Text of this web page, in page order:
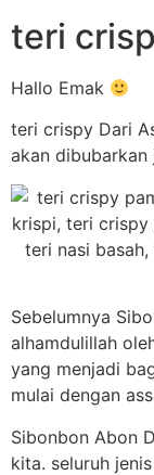
teri
Hallo Emak
teri crispy Dari
akan dibubarkan
Sebelumnya
alhamdulillah
yang menjadi
mulai dengan
Sibonbon Abon
kita. seluruh